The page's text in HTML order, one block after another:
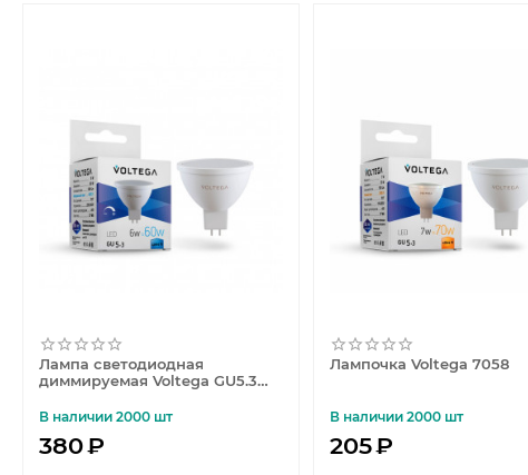
Лампа светодиодная
диммируемая Voltega GU5.3
S1GU5.3cold6W-D 7171
В наличии 2000 шт
380₽
Лампочка Voltega 7058
В наличии 2000 шт
205₽